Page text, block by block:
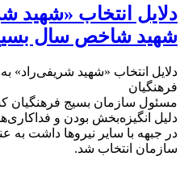
دلایل انتخاب «شهید
شهید شاخص سال
دلایل انتخاب «شهید
فرهنگیان
مسئول سازمان بسیج فرهنگیان
دلیل انگیزه‌بخش بودن و
در جبهه با سایر نیروها داشت
سازمان انتخاب شد.